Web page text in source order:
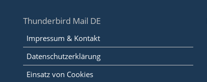
Thunderbird Mail DE
Impressum & Kontakt
Datenschutzerklärung
Einsatz von Cookies